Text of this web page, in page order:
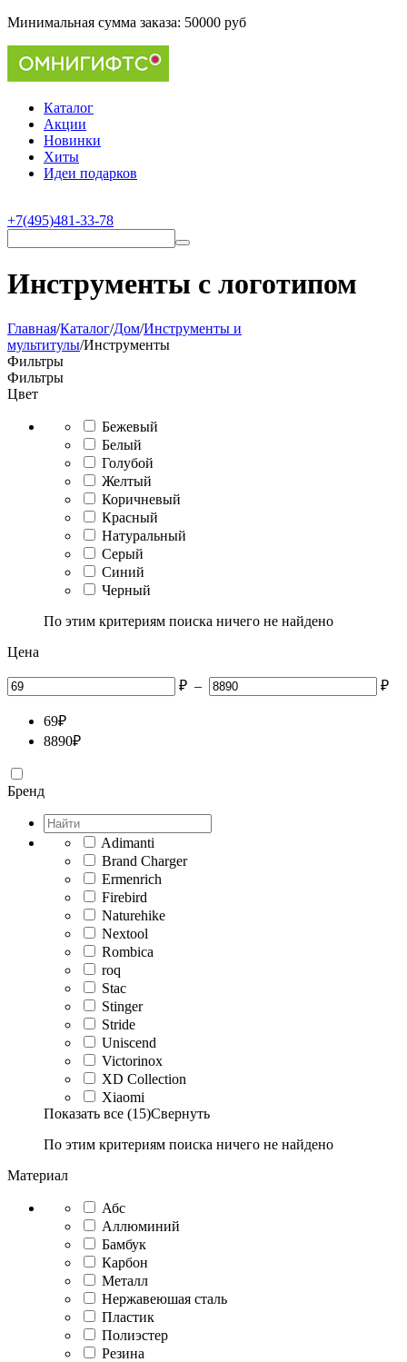
Минимальная сумма заказа: 50000 руб
Каталог
Акции
Новинки
Хиты
Идеи подарков
+7(495)481-33-78
Инструменты с логотипом
Главная/Каталог/Дом/Инструменты и
мультитулы/Инструменты
Фильтры
Фильтры
Цвет
Бежевый
Белый
Голубой
Желтый
Коричневый
Красный
Натуральный
Серый
Синий
Черный
По этим критериям поиска ничего не найдено
Цена
₽ – ₽
69₽
8890₽
Бренд
Adimanti
Brand Charger
Ermenrich
Firebird
Naturehike
Nextool
Rombica
roq
Stac
Stinger
Stride
Uniscend
Victorinox
XD Collection
Xiaomi
Показать все (15)Свернуть
По этим критериям поиска ничего не найдено
Материал
Абс
Аллюминий
Бамбук
Карбон
Металл
Нержавеюшая сталь
Пластик
Полиэстер
Резина